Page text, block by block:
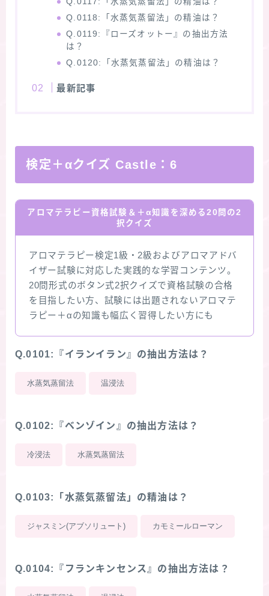
Q.0118:「水蒸気蒸留法」の精油は？
Q.0119:『ローズオットー』の抽出方法
は？
Q.0120:「水蒸気蒸留法」の精油は？
最新記事
検定＋αクイズ Castle： 6
アロマテラピー資格試験＆＋α知識を深める20問の2
択クイズ
アロマテラピー検定1級・2級およびアロマアドバ
イザー試験に対応した実践的な学習コンテンツ。
20問形式のボタン式2択クイズで資格試験の合格
を目指したい方、試験には出題されないアロマテ
ラピー＋αの知識も幅広く習得したい方にも
Q.0101:『イランイラン』の抽出方法は？
水蒸気蒸留法 温浸法
Q.0102:『ベンゾイン』の抽出方法は？
冷浸法 水蒸気蒸留法
Q.0103:「水蒸気蒸留法」の精油は？
ジャスミン(アブソリュート) カモミールローマン
Q.0104:『フランキンセンス』の抽出方法は？